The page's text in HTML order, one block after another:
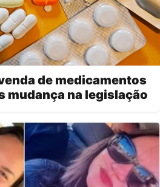
de medicamentos
mudança na legislação